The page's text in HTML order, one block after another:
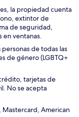
la propiedad cuenta
extintor de
de seguridad,
en ventanas.
de todas las
de género (LGBTQ+
tarjetas de
No se acepta
Mastercard, American